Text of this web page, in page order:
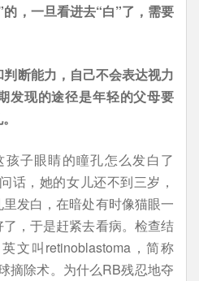
，一旦看进去“白”了，需要
断能力，自己不会表达视力
发现的途径是年轻的父母要
子眼睛的瞳孔怎么发白了
话，她的女儿还不到三岁，
发白，在暗处有时像猫眼一
，于是赶紧去看病。检查结
文叫retinoblastoma，简称
摘除术。为什么RB残忍地夺